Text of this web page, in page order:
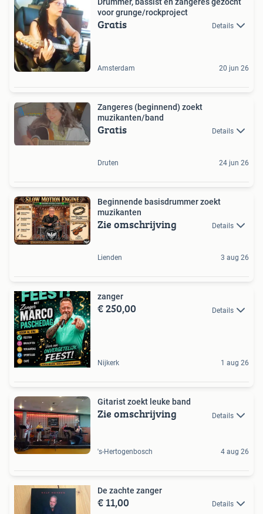
voor grunge/rockproject
Gratis Details
Amsterdam 20 jun 26
Zangeres (beginnend) zoekt
muzikanten/band
Gratis Details
Druten 24 jun 26
Beginnende basisdrummer zoekt
muzikanten
Zie omschrijving Details
Lienden 3 aug 26
zanger
€ 250,00 Details
Nijkerk 1 aug 26
Gitarist zoekt leuke band
Zie omschrijving Details
's-Hertogenbosch 4 aug 26
De zachte zanger
€ 11,00 Details